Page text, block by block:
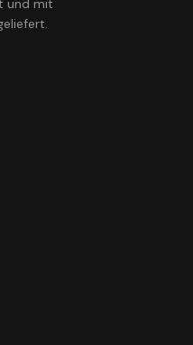
und mit